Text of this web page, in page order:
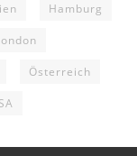
Hamburg
Österreich